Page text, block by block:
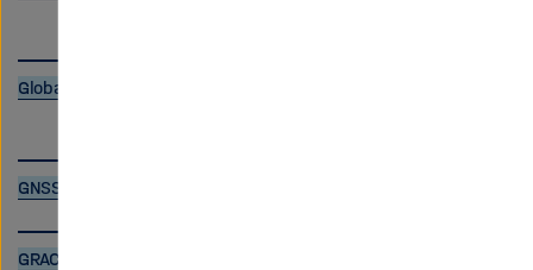
Global Terrestrial Network for Permafrost
GNSS - ISDC
GRACE ISDC